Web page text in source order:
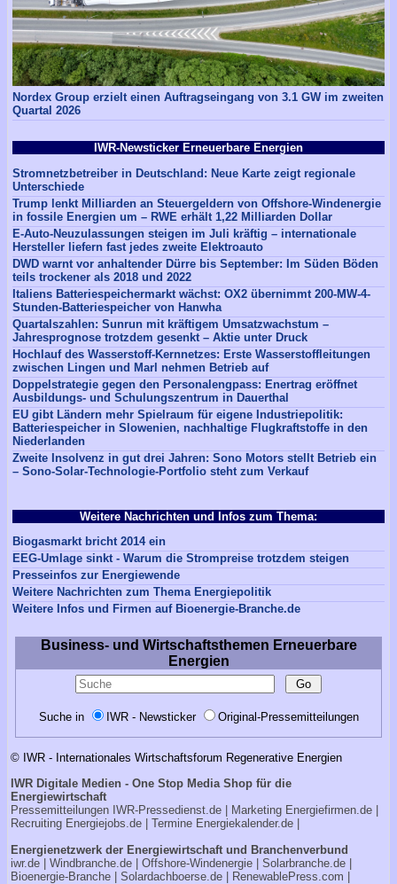
Weitere Nachrichten und Infos zum Thema:
Biogasmarkt bricht 2014 ein
EEG-Umlage sinkt - Warum die Strompreise trotzdem steigen
Presseinfos zur Energiewende
Weitere Nachrichten zum Thema Energiepolitik
Weitere Infos und Firmen auf Bioenergie-Branche.de
Nordex Group erzielt einen Auftragseingang von 3.1 GW im zweiten
Quartal 2026
IWR-Newsticker Erneuerbare Energien
Stromnetzbetreiber in Deutschland: Neue Karte zeigt regionale
Unterschiede
Trump lenkt Milliarden an Steuergeldern von Offshore-Windenergie
in fossile Energien um – RWE erhält 1,22 Milliarden Dollar
E-Auto-Neuzulassungen steigen im Juli kräftig – internationale
Hersteller liefern fast jedes zweite Elektroauto
DWD warnt vor anhaltender Dürre bis September: Im Süden Böden
teils trockener als 2018 und 2022
Italiens Batteriespeichermarkt wächst: OX2 übernimmt 200-MW-4-
Stunden-Batteriespeicher von Hanwha
Quartalszahlen: Sunrun mit kräftigem Umsatzwachstum –
Jahresprognose trotzdem gesenkt – Aktie unter Druck
Hochlauf des Wasserstoff-Kernnetzes: Erste Wasserstoffleitungen
zwischen Lingen und Marl nehmen Betrieb auf
Doppelstrategie gegen den Personalengpass: Enertrag eröffnet
Ausbildungs- und Schulungszentrum in Dauerthal
EU gibt Ländern mehr Spielraum für eigene Industriepolitik:
Batteriespeicher in Slowenien, nachhaltige Flugkraftstoffe in den
Niederlanden
Zweite Insolvenz in gut drei Jahren: Sono Motors stellt Betrieb ein
– Sono-Solar-Technologie-Portfolio steht zum Verkauf
Business- und Wirtschaftsthemen Erneuerbare
Energien
Suche in IWR - Newsticker Original-Pressemitteilungen
© IWR - Internationales Wirtschaftsforum Regenerative Energien
IWR Digitale Medien - One Stop Media Shop für die
Energiewirtschaft
Pressemitteilungen IWR-Pressedienst.de | Marketing Energiefirmen.de
Recruiting Energiejobs.de | Termine Energiekalender.de
Energienetzwerk der Energiewirtschaft und Branchenverbund
iwr.de
Windbranche.de Offshore-Windenergie Solarbranche.de
Bioenergie-Branche
Solardachboerse.de RenewablePress.com